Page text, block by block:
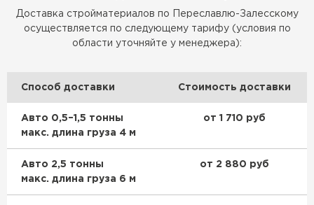
Доставка стройматериалов по Переславлю-Залесскому
осуществляется по следующему тарифу (условия по
области уточняйте у менеджера):
Способ доставки Стоимость доставки
Авто 0,5–1,5 тонны
макс. длина груза 4 м
от 1 710 руб
Авто 2,5 тонны
макс. длина груза 6 м
от 2 880 руб